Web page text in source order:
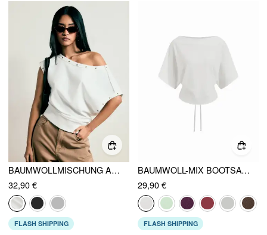
BAUMWOLLMISCHUNG ASYMMETRISCHER AUSSCHNITT OVERSIZE CROP TOP
32,90 €
FLASH SHIPPING
BAUMWOLL-MIX BOOTSAUSCHNITT SCHWINGELÄRMEL KORDELZUG SHIRT
29,90 €
FLASH SHIPPING